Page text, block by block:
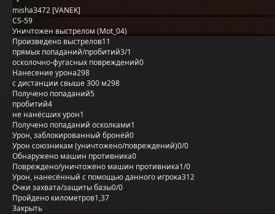
misha3472 [VANEK]
CS-59
Уничтожен выстрелом (Mot_04)
Произведено выстрелов11
прямых попаданий/пробитий3/1
осколочно-фугасных повреждений0
Нанесение урона298
с дистанции свыше 300 м298
Получено попаданий5
пробитий4
не нанёсших урон1
Получено попаданий осколками1
Урон, заблокированный бронёй0
Урон союзникам (уничтожено/повреждений)0/0
Обнаружено машин противника0
Повреждено/уничтожено машин противника1/0
Урон, нанесённый с помощью данного игрока312
Очки захвата/защиты базы0/0
Пройдено километров1,37
Закрыть